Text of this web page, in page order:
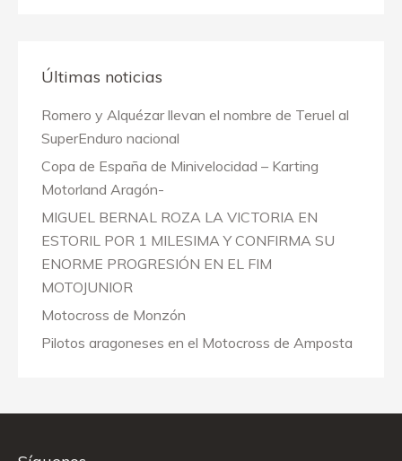
Últimas noticias
Romero y Alquézar llevan el nombre de Teruel al
SuperEnduro nacional
Copa de España de Minivelocidad – Karting
Motorland Aragón-
MIGUEL BERNAL ROZA LA VICTORIA EN
ESTORIL POR 1 MILESIMA Y CONFIRMA SU
ENORME PROGRESIÓN EN EL FIM
MOTOJUNIOR
Motocross de Monzón
Pilotos aragoneses en el Motocross de Amposta